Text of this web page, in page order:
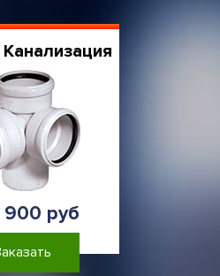
900 руб